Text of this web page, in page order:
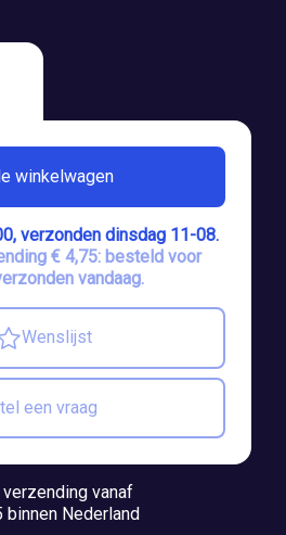
winkelwagen
verzonden dinsdag 11-08.
€ 4,75: besteld voor
vandaag.
Wenslijst
een vraag
vanaf
binnen Nederland